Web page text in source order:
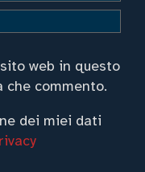
web in questo
che commento.
dei miei dati